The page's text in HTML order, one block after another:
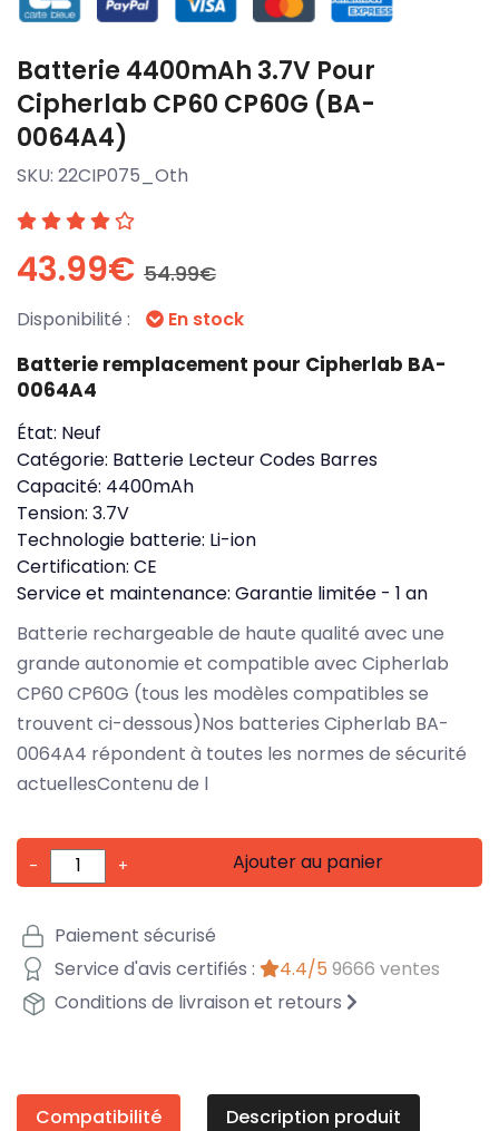
Batterie 4400mAh 3.7V Pour
Cipherlab CP60 CP60G (BA-
0064A4)
SKU: 22CIP075_Oth
43.99€ 54.99€
Disponibilité : En stock
Batterie remplacement pour Cipherlab BA-
0064A4
État: Neuf
Catégorie: Batterie Lecteur Codes Barres
Capacité: 4400mAh
Tension: 3.7V
Technologie batterie: Li-ion
Certification: CE
Service et maintenance: Garantie limitée - 1 an
Batterie rechargeable de haute qualité avec une
grande autonomie et compatible avec Cipherlab
CP60 CP60G (tous les modèles compatibles se
trouvent ci-dessous)Nos batteries Cipherlab BA-
0064A4 répondent à toutes les normes de sécurité
actuellesContenu de l
- + Ajouter au panier
Paiement sécurisé
Service d'avis certifiés :
4.4/5 9666 ventes
Conditions de livraison et retours
Compatibilité Description produit